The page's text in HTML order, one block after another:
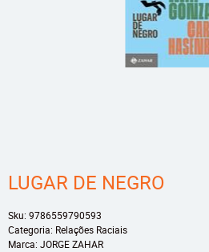
LUGAR DE NEGRO
Sku: 9786559790593
Categoria: Relações Raciais
Marca: JORGE ZAHAR